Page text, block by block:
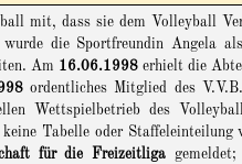
mit, dass sie dem Volleyball
wurde die Sportfreundin Angela
Am 16.06.1998 erhielt die
ordentliches Mitglied des
Wettspielbetrieb des
Tabelle oder
für die Freizeitliga